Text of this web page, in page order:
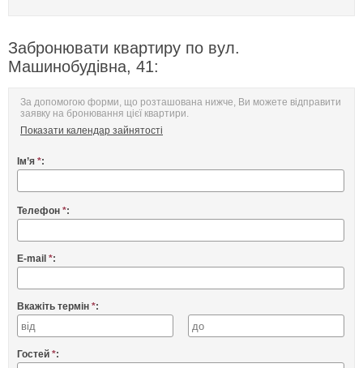
Забронювати квартиру по вул.
Машинобудівна, 41:
За допомогою форми, що розташована нижче, Ви можете відправити
заявку на бронювання цієї квартири.
Показати календар зайнятості
Ім’я *:
Телефон *:
E-mail *:
Вкажіть термін *:
Гостей *: